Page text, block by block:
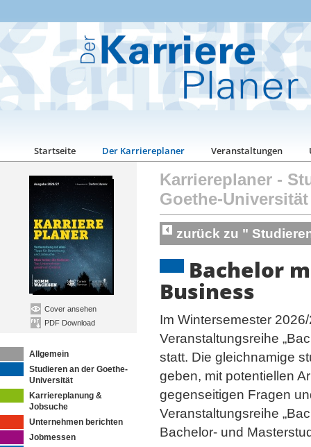
Startseite Der Karriereplaner Veranstaltungen
Cover ansehen
PDF Download
Allgemein
Studieren an der Goethe-
Universität
Karriereplanung &
Jobsuche
Unternehmen berichten
Jobmessen
Karriereplaner -
Goethe-Universität
zurück zu "
Bachelor
Business
Im Wintersemester
Veranstaltungsreihe
statt. Die gleichnamige
geben, mit potentiellen
gegenseitigen Fragen
Veranstaltungsreihe
Bachelor- und